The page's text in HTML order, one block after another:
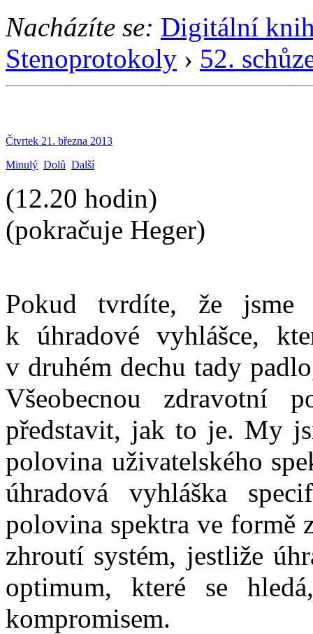
Nacházíte se: Digitální
Stenoprotokoly › 52.
Čtvrtek 21. března 2013
Minulý Dolů Další
(12.20 hodin)
(pokračuje Heger)
Pokud tvrdíte, že jsme
k úhradové vyhlášce,
v druhém dechu tady
Všeobecnou zdravotní
představit, jak to je. My
polovina uživatelského
úhradová vyhláška
polovina spektra ve formě
zhroutí systém, jestliže
optimum, které se
kompromisem.